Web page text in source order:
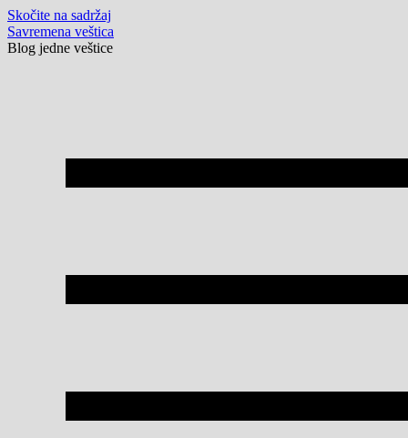
Skočite na sadržaj
Savremena veštica
Blog jedne veštice